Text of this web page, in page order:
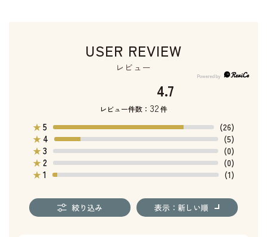
USER REVIEW
レビュー
4.7
レビュー件数： 32件
★5
(26)
★ 4
(5)
★3
(0)
★2
(0)
★1 (1)
絞り込み 表示：新しい順